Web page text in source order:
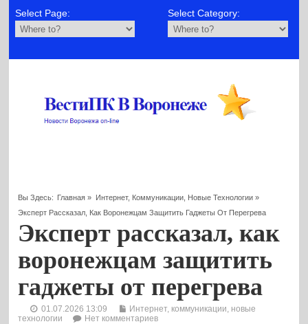
Select Page: Select Category:
Вы Здесь: Главная » Интернет, Коммуникации, Новые Технологии»
Эксперт Рассказал, Как Воронежцам Защитить Гаджеты От Перегрева
Эксперт рассказал, как
воронежцам защитить
гаджеты от перегрева
01.07.2026 13:09
Интернет, коммуникации, новые
технологии
Нет комментариев